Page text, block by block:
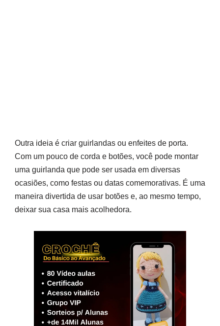
Outra ideia é criar guirlandas ou enfeites de porta.
Com um pouco de corda e botões, você pode montar
uma guirlanda que pode ser usada em diversas
ocasiões, como festas ou datas comemorativas. É uma
maneira divertida de usar botões e, ao mesmo tempo,
deixar sua casa mais acolhedora.